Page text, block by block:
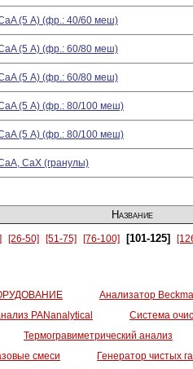
(5 А) (фр.: 40/60 меш)
(5 А) (фр.: 60/80 меш)
(5 А) (фр.: 60/80 меш)
(5 А) (фр.: 80/100 меш)
(5 А) (фр.: 80/100 меш)
СаХ (гранулы)
Название
[26-50] [51-75] [76-100] [101-125]
Анализатор
PANanalytical
Система
Термогравиметрический анализ
смеси
Генератор чистых